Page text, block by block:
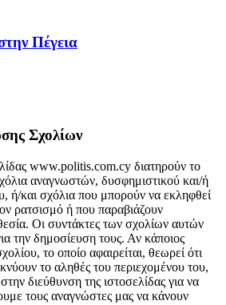
Πέγεια
Σχολίων
www.politis.com.cy διατηρούν το
αναγνωστών, δυσφημιστικού και/ή
ή/και σχόλια που μπορούν να εκληφθεί
ρατσισμό ή που παραβιάζουν
Οι συντάκτες των σχολίων αυτών
την δημοσίευση τους. Αν κάποιος
το οποίο αφαιρείται, θεωρεί ότι
το αληθές του περιεχομένου του,
διεύθυνση της ιστοσελίδας για να
τους αναγνώστες μας να κάνουν